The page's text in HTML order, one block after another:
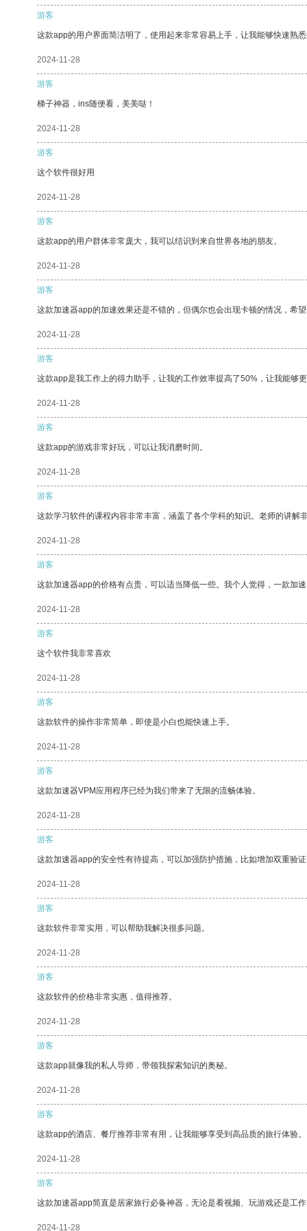
游客
这款app的用户界面简洁明了，使用起来非常容易上手，让我能够快速熟
2024-11-28
游客
梯子神器，ins随便看，美美哒！
2024-11-28
游客
这个软件很好用
2024-11-28
游客
这款app的用户群体非常庞大，我可以结识到来自世界各地的朋友。
2024-11-28
游客
这款加速器app的加速效果还是不错的，但偶尔也会出现卡顿的情况，希
2024-11-28
游客
这款app是我工作上的得力助手，让我的工作效率提高了50%，让我能够
2024-11-28
游客
这款app的游戏非常好玩，可以让我消磨时间。
2024-11-28
游客
这款学习软件的课程内容非常丰富，涵盖了各个学科的知识。老师的讲解
2024-11-28
游客
这款加速器app的价格有点贵，可以适当降低一些。我个人觉得，一款加
2024-11-28
游客
这个软件我非常喜欢
2024-11-28
游客
这款软件的操作非常简单，即使是小白也能快速上手。
2024-11-28
游客
这款加速器VPM应用程序已经为我们带来了无限的流畅体验。
2024-11-28
游客
这款加速器app的安全性有待提高，可以加强防护措施，比如增加双重验
2024-11-28
游客
这款软件非常实用，可以帮助我解决很多问题。
2024-11-28
游客
这款软件的价格非常实惠，值得推荐。
2024-11-28
游客
这款app就像我的私人导师，带领我探索知识的奥秘。
2024-11-28
游客
这款app的酒店、餐厅推荐非常有用，让我能够享受到高品质的旅行体验。
2024-11-28
游客
这款加速器app简直是居家旅行必备神器，无论是看视频、玩游戏还是工
2024-11-28